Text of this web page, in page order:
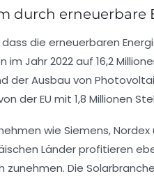
durch erneuerbare
die erneuerbaren
im Jahr 2022 auf 16,2
der Ausbau von
der EU mit 1,8 Millionen
wie Siemens,
Länder profitieren
zunehmen. Die